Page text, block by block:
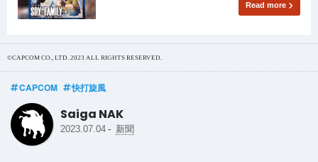
Read more
©CAPCOM CO., LTD. 2023 ALL RIGHTS RESERVED.
CAPCOM 快打旋風
Saiga NAK
2023.07.04 - 新聞